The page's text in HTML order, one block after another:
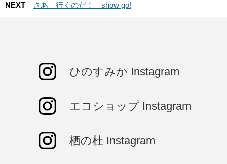
NEXT
さあ 行くのだ！ show go!
ひのすみか Instagram
エコショップ Instagram
栖の杜 Instagram